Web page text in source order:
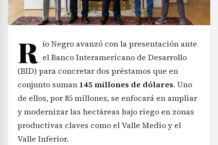
R ío Negro avanzó con la presentación ante
el Banco Interamericano de Desarrollo
(BID) para concretar dos préstamos que en
conjunto suman 145 millones de dólares. Uno
de ellos, por 85 millones, se enfocará en ampliar
y modernizar las hectáreas bajo riego en zonas
productivas claves como el Valle Medio y el
Valle Inferior.